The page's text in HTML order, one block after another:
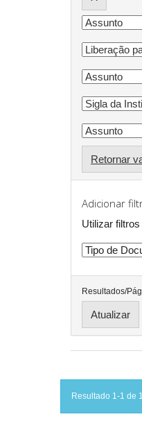
Retornar
Adicionar
Utilizar
Resultados/
Resultado 1-1 de